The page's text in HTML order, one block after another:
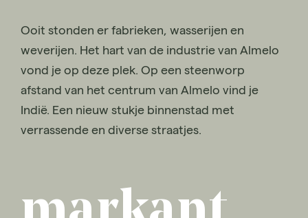
Ooit stonden er fabrieken, wasserijen en
weverijen. Het hart van de industrie van Almelo
vond je op deze plek. Op een steenworp
afstand van het centrum van Almelo vind je
Indië. Een nieuw stukje binnenstad met
verrassende en diverse straatjes.